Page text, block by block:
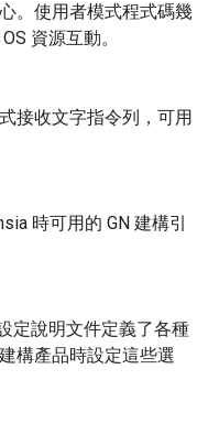
。使用者模式程式碼幾
資源互動。
接收文字指令列，可用
時可用的 GN 建構引
定說明文件定義了各種
構產品時設定這些選